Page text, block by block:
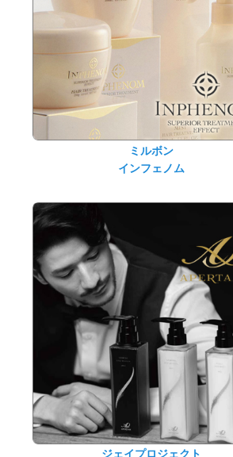
ミルボン
インフェノム
ジェイプロジェクト